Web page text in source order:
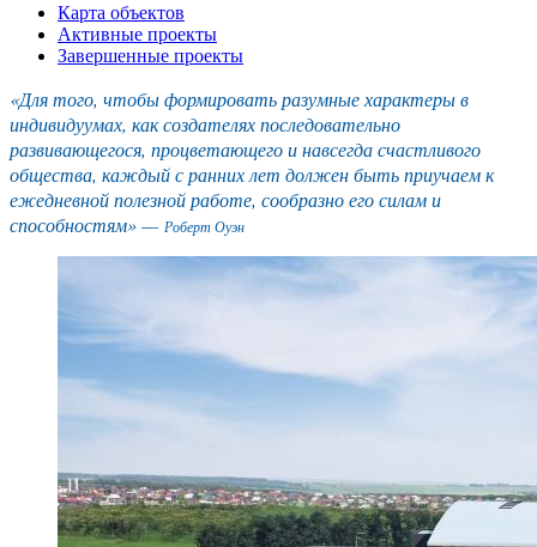
Карта объектов
Активные проекты
Завершенные проекты
«Для того, чтобы формировать разумные характеры в
индивидуумах, как создателях последовательно
развивающегося, процветающего и навсегда счастливого
общества, каждый с ранних лет должен быть приучаем к
ежедневной полезной работе, сообразно его силам и
способностям» — Роберт Оуэн